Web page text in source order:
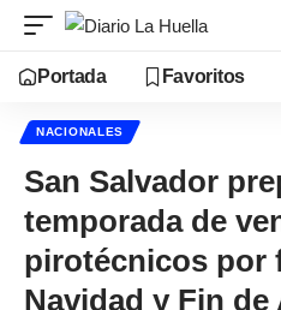
Portada Favoritos
NACIONALES
San Salvador
temporada de
pirotécnicos por
Navidad y Fin de